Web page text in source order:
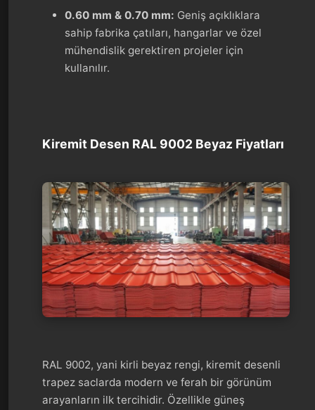
0.60 mm & 0.70 mm: Geniş açıklıklara
sahip fabrika çatıları, hangarlar ve özel
mühendislik gerektiren projeler için
kullanılır.
Kiremit Desen RAL 9002 Beyaz Fiyatları
RAL 9002, yani kirli beyaz rengi, kiremit desenli
trapez saclarda modern ve ferah bir görünüm
arayanların ilk tercihidir. Özellikle güneş